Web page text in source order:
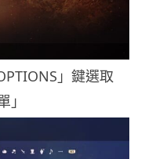
」鍵選取
」